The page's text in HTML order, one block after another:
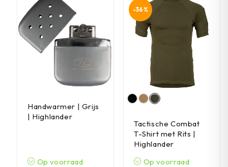
Handwarmer | Grijs
| Highlander
Op voorraad
-36%
Tactische Combat
T-Shirt met Rits |
Highlander
Op voorraad